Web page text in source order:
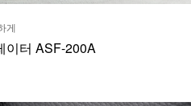
게
이터 ASF-200A